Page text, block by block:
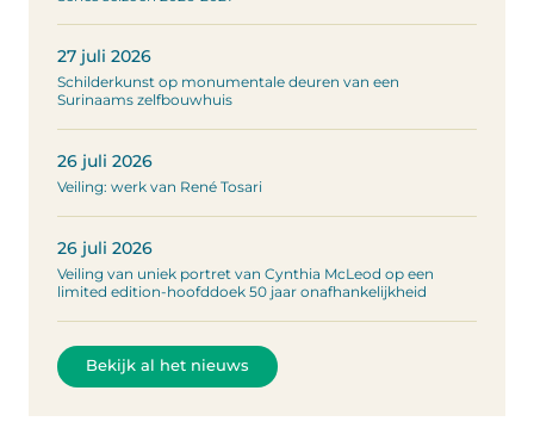
27 juli 2026
Schilderkunst op monumentale deuren van een
Surinaams zelfbouwhuis
26 juli 2026
Veiling: werk van René Tosari
26 juli 2026
Veiling van uniek portret van Cynthia McLeod op een
limited edition-hoofddoek 50 jaar onafhankelijkheid
Bekijk al het nieuws